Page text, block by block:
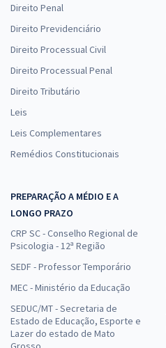
Direito Penal
Direito Previdenciário
Direito Processual Civil
Direito Processual Penal
Direito Tributário
Leis
Leis Complementares
Remédios Constitucionais
PREPARAÇÃO A MÉDIO E A
LONGO PRAZO
CRP SC - Conselho Regional de
Psicologia - 12ª Região
SEDF - Professor Temporário
MEC - Ministério da Educação
SEDUC/MT - Secretaria de
Estado de Educação, Esporte e
Lazer do estado de Mato